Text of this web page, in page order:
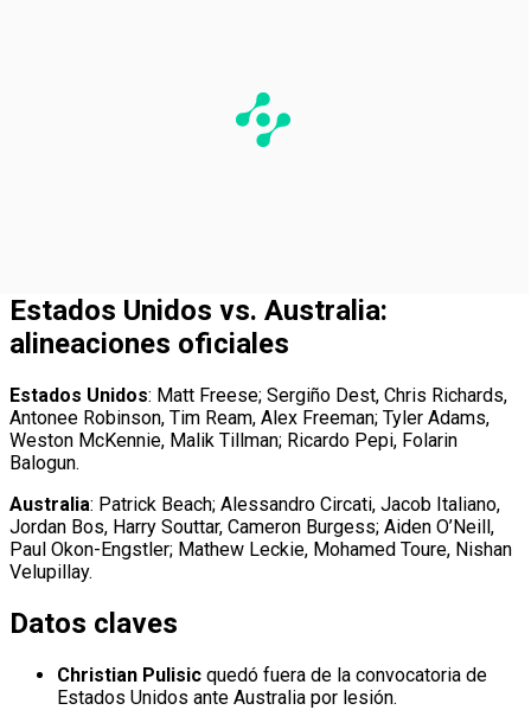
Estados Unidos vs. Australia:
alineaciones oficiales
Estados Unidos: Matt Freese; Sergiño Dest, Chris Richards,
Antonee Robinson, Tim Ream, Alex Freeman; Tyler Adams,
Weston McKennie, Malik Tillman; Ricardo Pepi, Folarin
Balogun.
Australia: Patrick Beach; Alessandro Circati, Jacob Italiano,
Jordan Bos, Harry Souttar, Cameron Burgess; Aiden O’Neill,
Paul Okon-Engstler; Mathew Leckie, Mohamed Toure, Nishan
Velupillay.
Datos claves
Christian Pulisic quedó fuera de la convocatoria de
Estados Unidos ante Australia por lesión.